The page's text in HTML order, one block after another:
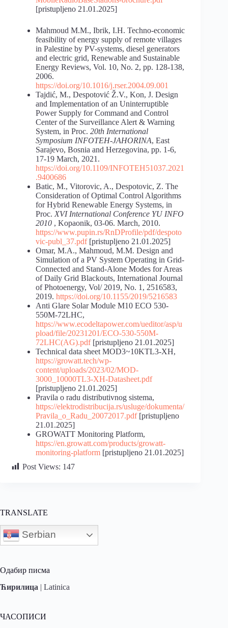
[pristupljeno 21.01.2025]
Mahmoud M.M., Ibrik, I.H. Techno-economic
feasibility of energy supply of remote villages
in Palestine by PV-systems, diesel generators
and electric grid, Renewable and Sustainable
Energy Reviews, Vol. 10, No. 2, pp. 128-138,
2006.
https://doi.org/10.1016/j.rser.2004.09.001
Tajdić, M., Despotović Ž.V., Kon, J. Design
and Implementation of an Uninterruptible
Power Supply for Command and Control
Center of the Surveillance Alert & Warning
System, in Proc. 20th International
Symposium INFOTEH-JAHORINA, East
Sarajevo, Bosnia and Herzegovina, pp. 1-6,
17-19 March, 2021.
https://doi.org/10.1109/INFOTEH51037.2021
.9400686
Batic, M., Vitorovic, A., Despotovic, Z. The
Consideration of Optimal Control Algorithms
for Hybrid Renewable Energy Systems, in
Proc. XVI International Conference YU INFO
2010 , Kopaonik, 03-06. March, 2010.
https://www.pupin.rs/RnDProfile/pdf/despoto
vic-publ_37.pdf[pristupljeno 21.01.2025]
Omar, M.A., Mahmoud, M.M. Design and
Simulation of a PV System Operating in Grid-
Connected and Stand-Alone Modes for Areas
of Daily Grid Blackouts, International Journal
of Photoenergy, Vol/ 2019, No. 1, 2516583,
2019. https://doi.org/10.1155/2019/5216583
Anti Glare Solar Module M10 ECO 530-
550M-72LHC,
https://www.ecodeltapower.com/ueditor/asp/u
pload/file/20231201/ECO-530-550M-
72LHC(AG).pdf[pristupljeno 21.01.2025]
Technical data sheet MOD3~10KTL3-XH,
https://growatt.tech/wp-
content/uploads/2023/02/MOD-
3000_10000TL3-XH-Datasheet.pdf
[pristupljeno 21.01.2025]
Pravila o radu distributivnog sistema,
https://elektrodistribucija.rs/usluge/dokumenta/
Pravila_o_Radu_20072017.pdf[pristupljeno
21.01.2025]
GROWATT Monitoring Platform,
https://en.growatt.com/products/growatt-
monitoring-platform [pristupljeno 21.01.2025]
Post Views: 147
TRANSLATE
Serbian
Одабир писма
Ћирилица | Latinica
ЧАСОПИСИ